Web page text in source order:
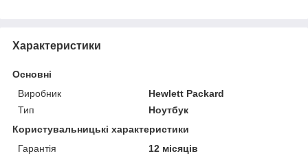
Характеристики
Основні
Виробник
Hewlett Packard
Тип
Ноутбук
Користувальницькі характеристики
Гарантія
12 місяців